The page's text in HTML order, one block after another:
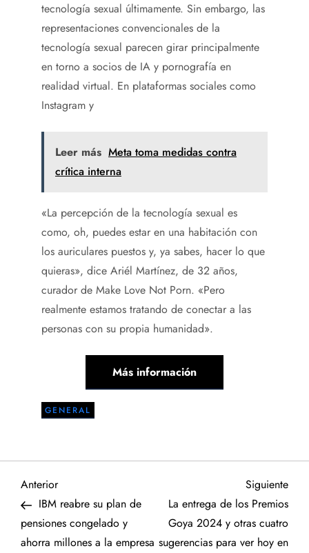
tecnología sexual últimamente. Sin embargo, las
representaciones convencionales de la
tecnología sexual parecen girar principalmente
en torno a socios de IA y pornografía en
realidad virtual. En plataformas sociales como
Instagram y
Leer más Meta toma medidas contra
crítica interna
«La percepción de la tecnología sexual es
como, oh, puedes estar en una habitación con
los auriculares puestos y, ya sabes, hacer lo que
quieras», dice Ariél Martínez, de 32 años,
curador de Make Love Not Porn. «Pero
realmente estamos tratando de conectar a las
personas con su propia humanidad».
Más información
GENERAL
N
a
Entrada
anterior
Anterior
IBM reabre su plan de
pensiones congelado y
ahorra millones a la empresa
Siguiente
La entrega de los Premios
Goya 2024 y otras cuatro
sugerencias para ver hoy en